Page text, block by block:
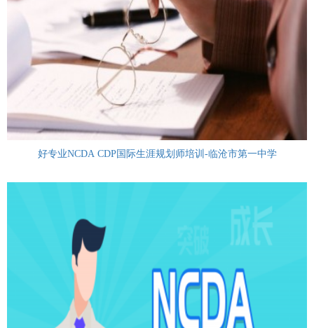
好专业NCDA CDP国际生涯规划师培训-临沧市第一中学